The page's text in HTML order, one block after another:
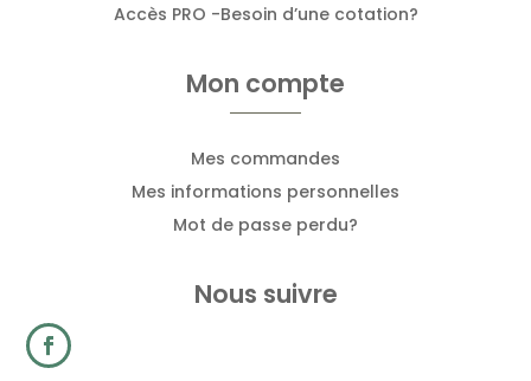
Accès PRO -Besoin d’une cotation?
Mon compte
Mes commandes
Mes informations personnelles
Mot de passe perdu?
Nous suivre